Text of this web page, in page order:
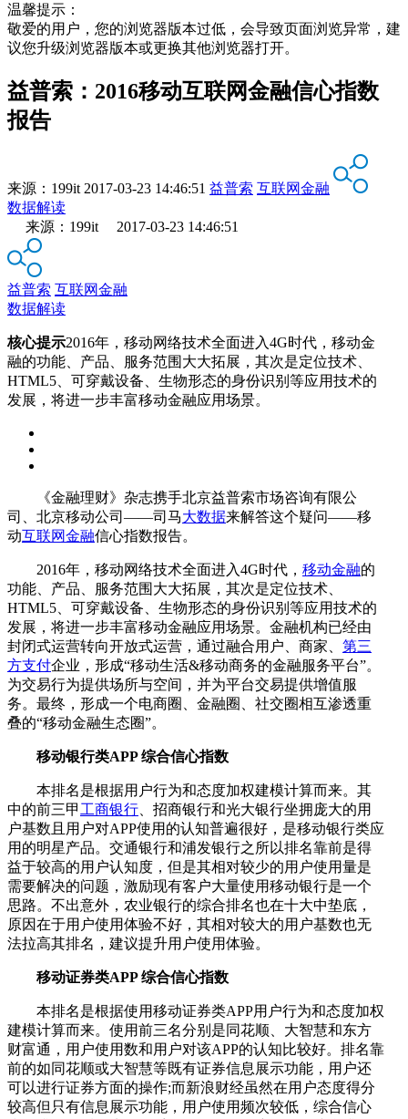
温馨提示：
敬爱的用户，您的浏览器版本过低，会导致页面浏览异常，建
议您升级浏览器版本或更换其他浏览器打开。
益普索：2016移动互联网金融信心指数
报告
来源： 199it 2017-03-23 14:46:51 益普索 互联网金融
数据解读
来源：199it 2017-03-23 14:46:51
益普索 互联网金融
数据解读
核心提示2016年，移动网络技术全面进入4G时代，移动金
融的功能、产品、服务范围大大拓展，其次是定位技术、
HTML5、可穿戴设备、生物形态的身份识别等应用技术的
发展，将进一步丰富移动金融应用场景。
《金融理财》杂志携手北京益普索市场咨询有限公
司、北京移动公司——司马大数据来解答这个疑问——移
动互联网金融信心指数报告。
2016年，移动网络技术全面进入4G时代， 移动金融的
功能、产品、服务范围大大拓展，其次是定位技术、
HTML5、可穿戴设备、生物形态的身份识别等应用技术的
发展，将进一步丰富移动金融应用场景。金融机构已经由
封闭式运营转向开放式运营，通过融合用户、商家、 第三
方支付企业，形成“移动生活&移动商务的金融服务平台”。
为交易行为提供场所与空间，并为平台交易提供增值服
务。最终，形成一个电商圈、金融圈、社交圈相互渗透重
叠的“移动金融生态圈”。
移动银行类APP 综合信心指数
本排名是根据用户行为和态度加权建模计算而来。其
中的前三甲 工商银行 、招商银行和光大银行坐拥庞大的用
户基数且用户对APP使用的认知普遍很好，是移动银行类应
用的明星产品。交通银行和浦发银行之所以排名靠前是得
益于较高的用户认知度，但是其相对较少的用户使用量是
需要解决的问题，激励现有客户大量使用移动银行是一个
思路。不出意外，农业银行的综合排名也在十大中垫底，
原因在于用户使用体验不好，其相对较大的用户基数也无
法拉高其排名，建议提升用户使用体验。
移动证券类APP 综合信心指数
本排名是根据使用移动证券类APP用户行为和态度加权
建模计算而来。使用前三名分别是同花顺、大智慧和东方
财富通，用户使用数和用户对该APP的认知比较好。排名靠
前的如同花顺或大智慧等既有证券信息展示功能，用户还
可以进行证券方面的操作;而新浪财经虽然在用户态度得分
较高但只有信息展示功能，用户使用频次较低，综合信心